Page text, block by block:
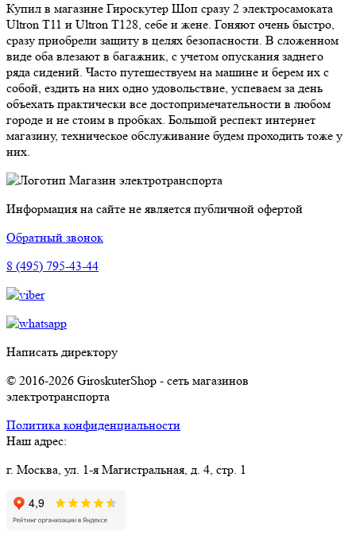
Купил в магазине Гироскутер Шоп сразу 2 электросамоката
Ultron T11 и Ultron T128, себе и жене. Гоняют очень быстро,
сразу приобрели защиту в целях безопасности. В сложенном
виде оба влезают в багажник, с учетом опускания заднего
ряда сидений. Часто путешествуем на машине и берем их с
собой, ездить на них одно удовольствие, успеваем за день
объехать практически все достопримечательности в любом
городе и не стоим в пробках. Большой респект интернет
магазину, техническое обслуживание будем проходить тоже у
них.
Магазин электротранспорта
Информация на сайте не является публичной офертой
Обратный звонок
8 (495) 795-43-44
Написать директору
© 2016-2026 GiroskuterShop - сеть магазинов
электротранспорта
Политика конфиденциальности
Наш адрес:
г. Москва, ул. 1-я Магистральная, д. 4, стр. 1